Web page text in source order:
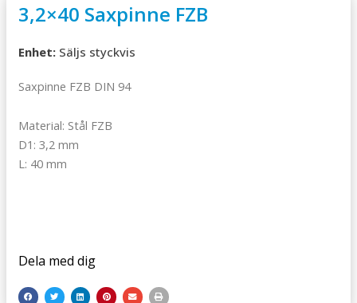
3,2×40 Saxpinne FZB
Enhet: Säljs styckvis
Saxpinne FZB DIN 94
Material: Stål FZB
D1: 3,2 mm
L: 40 mm
Dela med dig